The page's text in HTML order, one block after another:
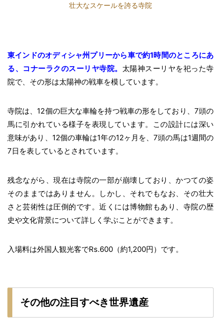
壮大なスケールを誇る寺院
東インドのオディシャ州プリーから車で約1時間のところにあ
る、コナーラクのスーリヤ寺院。 太陽神スーリヤを祀った寺
院で、その形は太陽神の戦車を模しています。
寺院は、12個の巨大な車輪を持つ戦車の形をしており、7頭の
馬に引かれている様子を表現しています。この設計には深い
意味があり、12個の車輪は1年の12ヶ月を、7頭の馬は1週間の
7日を表しているとされています。
残念ながら、現在は寺院の一部が崩壊しており、かつての姿
そのままではありません。しかし、それでもなお、その壮大
さと芸術性は圧倒的です。近くには博物館もあり、寺院の歴
史や文化背景について詳しく学ぶことができます。
入場料は外国人観光客でRs.600（約1,200円）です。
その他の注目すべき世界遺産